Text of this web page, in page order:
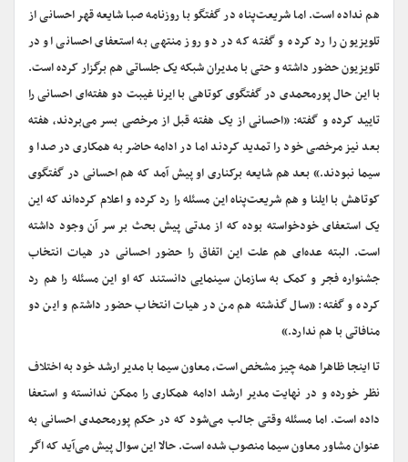
هم نداده است. اما شریعت‌پناه در گفتگو با روزنامه صبا شایعه قهر احسانی از
تلویزیون را رد کرده و گفته که در دو روز منتهی به استعفای احسانی او در
تلویزیون حضور داشته و حتی با مدیران شبکه یک جلساتی هم برگزار کرده است.
با این حال پورمحمدی در گفتگوی کوتاهی با ایرنا غیبت دو هفته‌‌ای احسانی را
تایید کرده و گفته: «احسانی از یک هفته قبل از مرخصی بسر می‌بردند، هفته
بعد نیز مرخصی خود را تمدید کردند اما در ادامه حاضر به همکاری در صدا و
سیما نبودند.» بعد هم شایعه برکناری او پیش آمد که هم احسانی در گفتگوی
کوتاهش با ایلنا و هم شریعت‌پناه این مسئله را رد کرده و اعلام کرده‌اند که این
یک استعفای خودخواسته بوده که از مدتی پیش بحث بر سر آن وجود داشته
است. البته عده‌ای هم علت این اتفاق را حضور احسانی در هیات انتخاب
جشنواره فجر و کمک به سازمان سینمایی دانستند که او این مسئله را هم رد
کرده و گفته: «سال گذشته‌ هم من در هیات انتخاب حضور داشتم و این دو
منافاتی با هم ندارد.»
تا اینجا ظاهرا همه چیز مشخص است، معاون سیما با مدیر ارشد خود به اختلاف
نظر خورده و در نهایت مدیر ارشد ادامه همکاری را ممکن ندانسته و استعفا
داده است. اما مسئله وقتی جالب می‌شود که در حکم پورمحمدی احسانی به
عنوان مشاور معاون سیما منصوب شده است. حالا این سوال پیش می‌آید که اگر